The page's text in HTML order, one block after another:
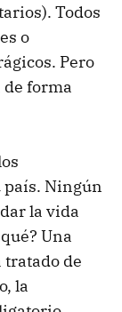
Todos
o
Pero
forma
Ningún
la vida
Una
de
la